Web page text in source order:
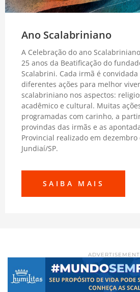
Ano Scalabriniano
A Celebração do ano
25 anos da Beatificação do
Scalabrini. Cada irmã é
diferentes ações para melhor
scalabriniano nos aspectos:
acadêmico e cultural. Muitas
programadas com carinho, a
provindas das irmãs e as
Provincial realizado em dezembro
Jundiaí/SP.
SAIBA MAIS
ADVERTISEMENT